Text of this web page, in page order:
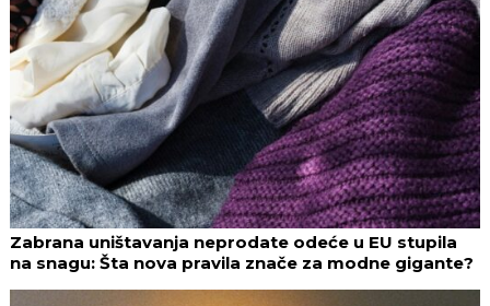
Zabrana uništavanja neprodate odeće u EU stupila
na snagu: Šta nova pravila znače za modne gigante?